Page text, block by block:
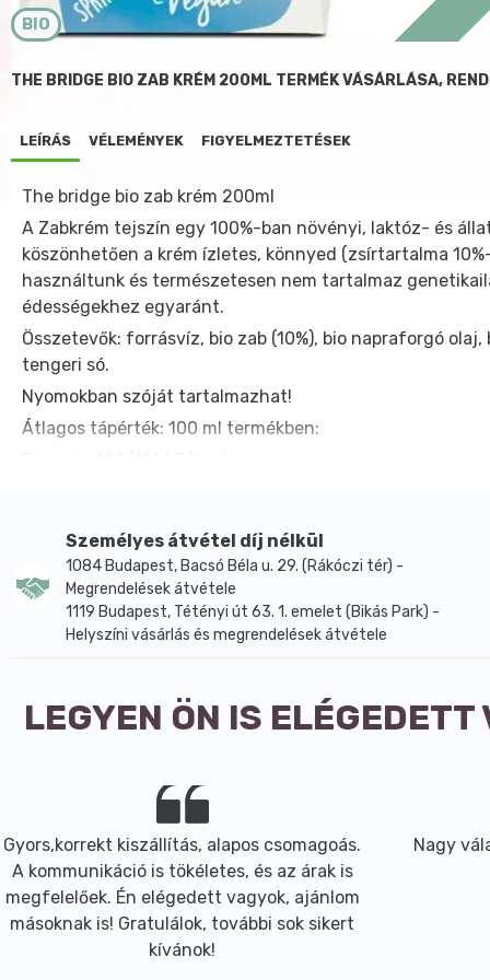
BIO
THE BRIDGE BIO ZAB KRÉM 200ML TERMÉK VÁSÁRLÁSA,
LEÍRÁS VÉLEMÉNYEK FIGYELMEZTETÉSEK
The bridge bio zab krém 200ml
A Zabkrém tejszín egy 100%-ban növényi, laktóz- és
köszönhetően a krém ízletes, könnyed (zsírtartalma
használtunk és természetesen nem tartalmaz
édességekhez egyaránt.
Összetevők: forrásvíz, bio zab (10%), bio napraforgó
tengeri só.
Nyomokban szóját tartalmazhat!
Átlagos tápérték: 100 ml termékben:
Szénhidrát: 7,7 g
amelyből cukrok: 0,6 g
Fehérje: 0,4 g
Só: 0,12 g
Személyes átvétel díj nélkül
1084 Budapest, Bacsó Béla u. 29. (Rákóczi tér) -
Megrendelések átvétele
1119 Budapest, Tétényi út 63. 1. emelet (Bikás Park) -
Helyszíni vásárlás és megrendelések átvétele
LEGYEN ÖN IS
Gyors,korrekt kiszállítás, alapos csomagoás.
A kommunikáció is tökéletes, és az árak is
megfelelőek. Én elégedett vagyok, ajánlom
másoknak is! Gratulálok, további sok sikert
kívánok!
Nagy